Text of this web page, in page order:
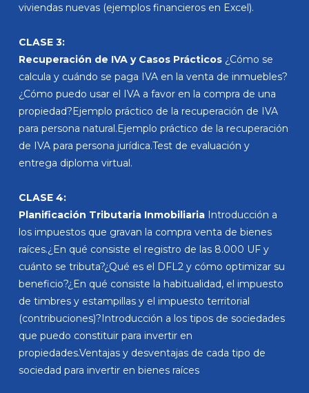
viviendas nuevas (ejemplos financieros en Excel).
CLASE 3:
Recuperación de IVA y Casos Prácticos ¿Cómo se
calcula y cuándo se paga IVA en la venta de inmuebles?
¿Cómo puedo usar el IVA a favor en la compra de una
propiedad?Ejemplo práctico de la recuperación de IVA
para persona natural.Ejemplo práctico de la recuperación
de IVA para persona jurídica.Test de evaluación y
entrega diploma virtual.
CLASE 4:
Planificación Tributaria Inmobiliaria Introducción a
los impuestos que gravan la compra venta de bienes
raíces.¿En qué consiste el registro de las 8.000 UF y
cuánto se tributa?¿Qué es el DFL2 y cómo optimizar su
beneficio?¿En qué consiste la habitualidad, el impuesto
de timbres y estampillas y el impuesto territorial
(contribuciones)?Introducción a los tipos de sociedades
que puedo constituir para invertir en
propiedades.Ventajas y desventajas de cada tipo de
sociedad para invertir en bienes raíces